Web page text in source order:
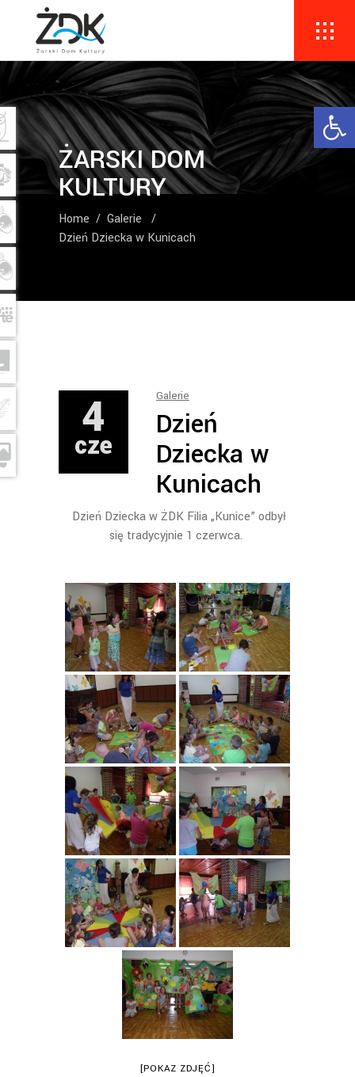
ŻARSKI DOM
KULTURY
Home / Galerie
/
Dzień Dziecka w Kunicach
4
cze
Galerie
Dzień
Dziecka w
Kunicach
Dzień Dziecka w ŻDK Filia „Kunice” odbył
się tradycyjnie 1 czerwca.
[POKAZ ZDJĘĆ]